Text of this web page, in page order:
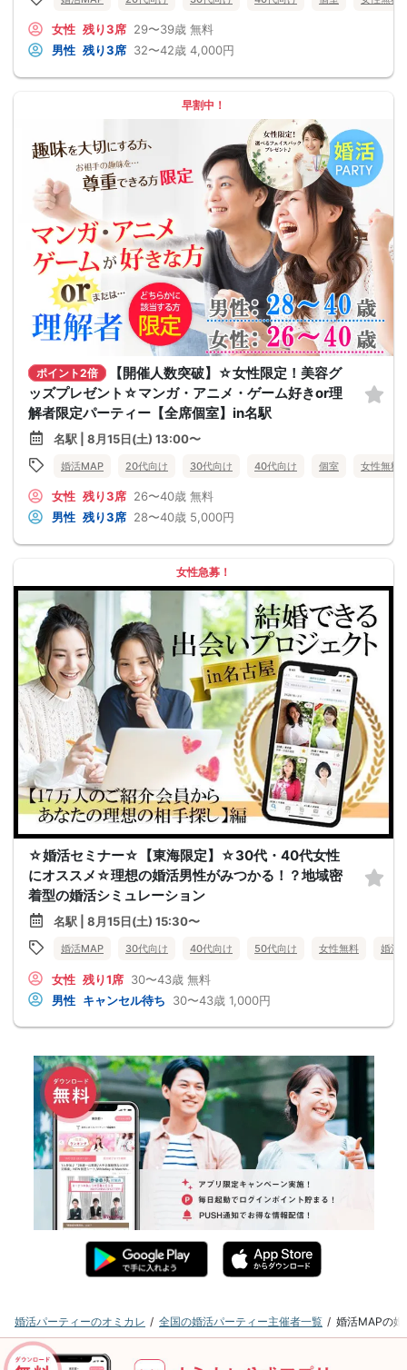
女性 残り3席 29〜39歳 無料
男性 残り3席 32〜42歳 4,000円
早割中！
ポイント2倍
【開催人数突破】☆女性限定！美容グ
ッズプレゼント☆マンガ・アニメ・ゲーム好きor理
解者限定パーティー【全席個室】in名駅
名駅 | 8月15日(土) 13:00〜
婚活MAP 20代向け 30代向け 40代向け 個室 女性無料
女性 残り3席 26〜40歳 無料
男性 残り3席 28〜40歳 5,000円
女性急募！
☆婚活セミナー☆【東海限定】☆30代・40代女性
にオススメ☆理想の婚活男性がみつかる！？地域密
着型の婚活シミュレーション
名駅 | 8月15日(土) 15:30〜
婚活MAP 30代向け 40代向け 50代向け 女性無料 婚活
女性 残り1席 30〜43歳 無料
男性 キャンセル待ち 30〜43歳 1,000円
婚活パーティーのオミカレ 全国の婚活パーティー主催者一覧 婚活MAPの